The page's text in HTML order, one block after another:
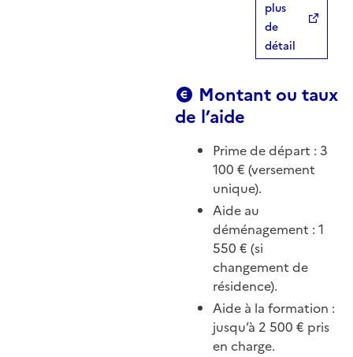
plus
de
détail
Montant ou taux
de l’aide
Prime de départ : 3
100 € (versement
unique).
Aide au
déménagement : 1
550 € (si
changement de
résidence).
Aide à la formation :
jusqu’à 2 500 € pris
en charge.